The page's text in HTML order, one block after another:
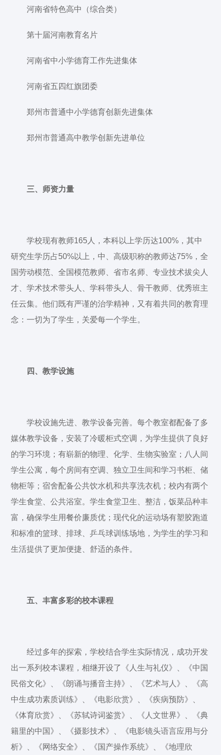
河南省特色高中（综合类）
第十届河南教育名片
河南省中小学德育工作先进集体
河南省五四红旗团委
郑州市普通中小学德育创新先进集体
郑州市普通高中教学创新先进单位
三、师资力量
学校现有教师165人，本科以上学历达100%，其中
研究生学历占50%以上，中、高级职称的教师达75%，全
国劳动模范、全国模范教师、省市名师、专业技术拔尖人
才、学术技术带头人、学科带头人、骨干教师、优秀班主
任云集。他们既有严谨的治学精神，又有着共同的教育理
念：一切为了学生，关爱每一个学生。
四、教学设施
学校设施先进、教学设备完善。每个教室都配备了多
媒体教学设备，安装了冷暖柜式空调，为学生提供了良好
的学习环境；有崭新的物理、化学、生物实验室；八人间
学生公寓，每个房间有空调、独立卫生间和学习书柜、储
物柜等；宿舍配备公共饮水机和共享洗衣机；校内有两个
学生食堂、公共浴室。学生食堂卫生、整洁，饭菜品种丰
富，确保学生用餐价廉质优；现代化的运动场有塑胶跑道
和标准的篮球、排球、乒乓球训练场地，为学生的学习和
生活提供了更加便捷、舒适的条件。
五、丰富多彩的校本课程
经过多年的探索，学校结合学生实际情况，成功开发
出一系列校本课程，相继开设了《人生与礼仪》、《中国
民俗文化》、《朗诵与播音主持》、《艺术与人》、《高
中生成功素质训练》、《电影欣赏》、《疾病预防》、
《体育欣赏》、《苏轼诗词鉴赏》、《人文世界》、《典
籍里的中国》、《摄影技术》、《电影镜头语言应用与分
析》、《网络安全》、《国产操作系统》、《地理欣